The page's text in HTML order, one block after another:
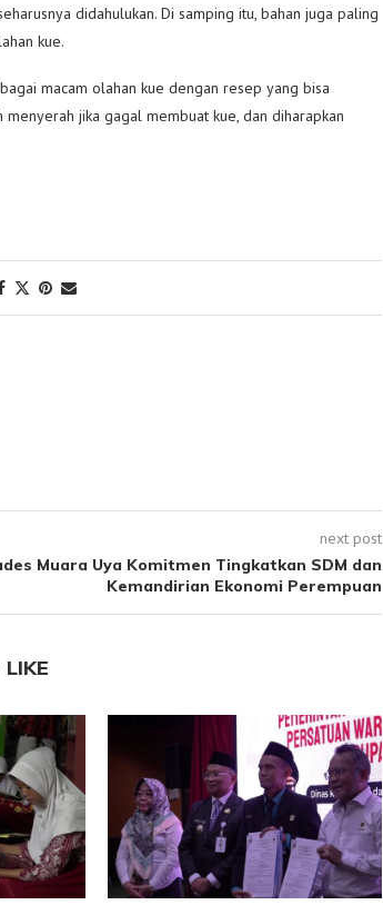
didahulukan. Di samping itu, bahan juga paling
kue.
macam olahan kue dengan resep yang bisa
jika gagal membuat kue, dan diharapkan
next post
Muara Uya Komitmen Tingkatkan SDM dan
Kemandirian Ekonomi Perempuan